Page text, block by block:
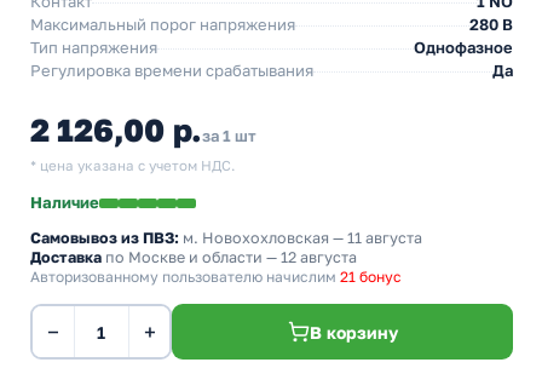
Максимальный порог напряжения
280 В
Тип напряжения
Однофазное
Регулировка времени срабатывания
Да
2 126,00 р.за 1 шт
* цена указана с учетом НДС.
Наличие
Самовывоз из ПВЗ: м. Новохохловская — 11 августа
Доставка по Москве и области — 12 августа
Авторизованному пользователю начислим 21 бонус
− + В корзину